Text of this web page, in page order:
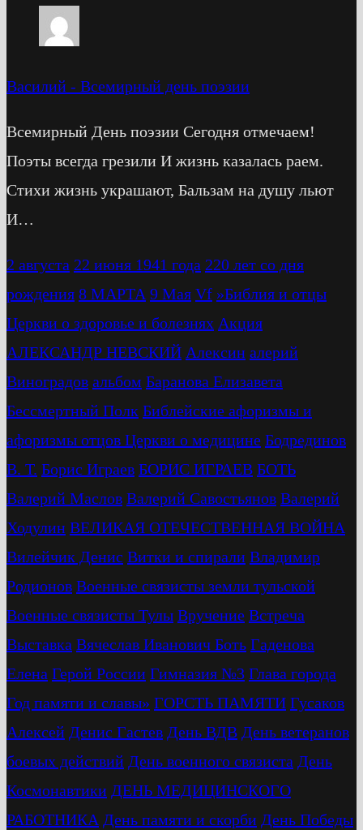
Василий - Всемирный день поэзии
Всемирный День поэзии Сегодня отмечаем!
Поэты всегда грезили И жизнь казалась раем.
Стихи жизнь украшают, Бальзам на душу льют
И…
2 августа 22 июня 1941 года 220 лет со дня
рождения 8 МАРТА 9 Мая Vf »Библия и отцы
Церкви о здоровье и болезнях Акция
АЛЕКСАНДР НЕВСКИЙ Алексин алерий
Виноградов альбом Баранова Елизавета
Бессмертный Полк Библейские афоризмы и
афоризмы отцов Церкви о медицине Бодрединов
В. Т. Бориc Играев БОРИС ИГРАЕВ БОТЬ
Валерий Маслов Валерий Савостьянов Валерий
Ходулин ВЕЛИКАЯ ОТЕЧЕСТВЕННАЯ ВОЙНА
Вилейчик Денис Витки и спирали Владимир
Родионов Военные связисты земли тульской
Военные связисты Тулы Вручение Встреча
Выставка Вячеслав Иванович Боть Гаденова
Елена Герой России Гимназия №3 Глава города
Год памяти и славы» ГОРСТЬ ПАМЯТИ Гусаков
Алексей Денис Гастев День ВДВ День ветеранов
боевых действий День военного связиста День
Космонавтики ДЕНЬ МЕДИЦИНСКОГО
РАБОТНИКА День памяти и скорби День Победы